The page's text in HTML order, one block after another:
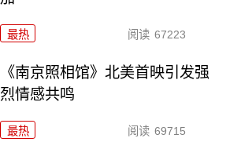
最热 阅读 67223
《南京照相馆》北美首映引发强
烈情感共鸣
最热 阅读 69715